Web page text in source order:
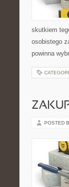
skutkiem
osobistego
powinna
POSTED